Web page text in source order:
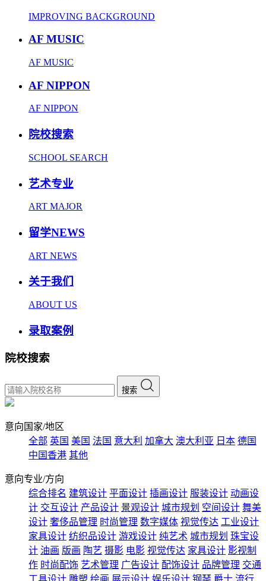
IMPROVING BACKGROUND
AF MUSIC
AF MUSIC
AF NIPPON
AF NIPPON
院校搜索
SCHOOL SEARCH
艺术专业
ART MAJOR
留学NEWS
ART NEWS
关于我们
ABOUT US
录取案例
院校搜索
搜索
意向国家/地区
全部 英国 美国 法国 意大利 加拿大 澳大利亚 日本 德国
中国香港 其他
意向专业/方向
综合排名 建筑设计 平面设计 插画设计 服装设计 动画设
计 交互设计 产品设计 景观设计 城市规划 空间设计 舞美
设计 奢侈品管理 时尚管理 数字媒体 视觉传达 工业设计
家具设计 纺织品设计 游戏设计 纯艺术 城市规划 珠宝设
计 油画 版画 陶艺 摄影 电影 视觉传达 家具设计 影视制
作 时尚配饰 艺术管理 广告设计 配饰设计 品牌管理 交通